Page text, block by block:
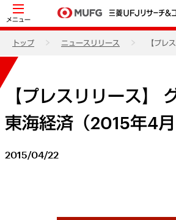
メニュー
トップ ニュースリリース 【プレ
【プレスリリース】
東海経済（2015年4月
2015/04/22